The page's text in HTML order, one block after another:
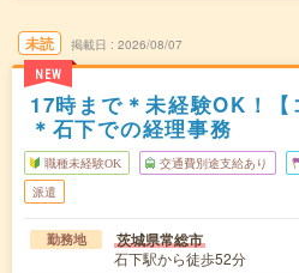
未読
NEW
掲載日 2026/08/07
17時まで＊未経験OK！
＊石下での経理事務
職種未経験OK 交通費別途支給あり
派遣
勤務地 茨城県常総市
石下駅から徒歩52分